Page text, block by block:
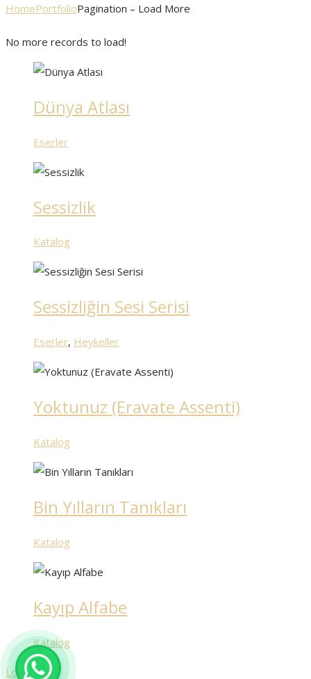
HomePortfolioPagination – Load More
No more records to load!
Dünya Atlası
Eserler
Sessizlik
Katalog
Sessizliğin Sesi Serisi
Eserler, Heykeller
Yoktunuz (Eravate Assenti)
Katalog
Bin Yılların Tanıkları
Katalog
Kayıp Alfabe
Katalog
Load More